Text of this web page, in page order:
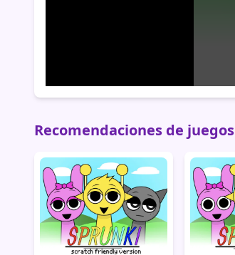
Recomendaciones de juegos